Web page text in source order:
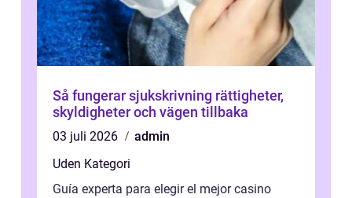
Så fungerar sjukskrivning rättigheter,
skyldigheter och vägen tillbaka
03 juli 2026
admin
Uden Kategori
Guía experta para elegir el mejor casino